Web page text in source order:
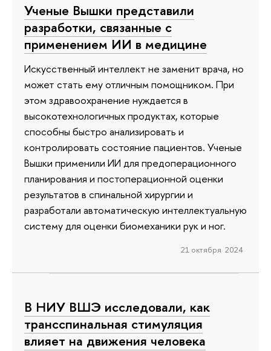
Ученые Вышки представили
разработки, связанные с
применением ИИ в медицине
Искусственный интеллект не заменит врача, но
может стать ему отличным помощником. При
этом здравоохранение нуждается в
высокотехнологичных продуктах, которые
способны быстро анализировать и
контролировать состояние пациентов. Ученые
Вышки применили ИИ для предоперационного
планирования и постоперационной оценки
результатов в спинальной хирургии и
разработали автоматическую интеллектуальную
систему для оценки биомеханики рук и ног.
21 октября 2024
В НИУ ВШЭ исследовали, как
трансспинальная стимуляция
влияет на движения человека